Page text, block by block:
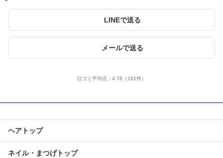
LINEで送る
メールで送る
口コミ平均点： 4.78 （161件）
ヘアトップ
ネイル・まつげトップ